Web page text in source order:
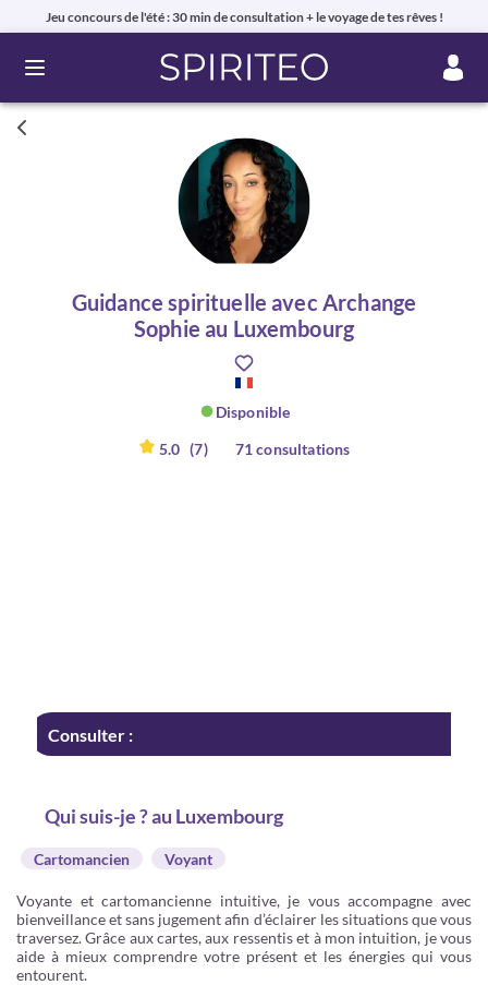
Jeu concours de l'été : 30 min de consultation + le voyage de tes rêves !
Ouvrir le menu
Guidance spirituelle avec Archange
Sophie au Luxembourg
Disponible
5.0 (7) 71 consultations
Consulter :
Qui suis-je ? au Luxembourg
Cartomancien Voyant
Voyante et cartomancienne intuitive, je vous accompagne avec
bienveillance et sans jugement afin d’éclairer les situations que vous
traversez. Grâce aux cartes, aux ressentis et à mon intuition, je vous
aide à mieux comprendre votre présent et les énergies qui vous
entourent.